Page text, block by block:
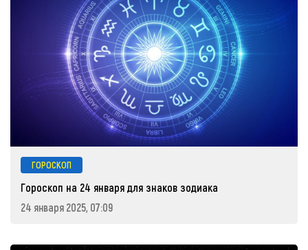
ГОРОСКОП
Гороскоп на 24 января для знаков зодиака
24 января 2025, 07:09